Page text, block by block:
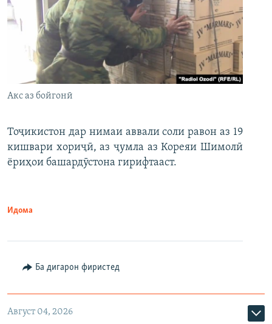
Акс аз бойгонӣ
Тоҷикистон дар нимаи аввали соли равон аз 19
кишвари хориҷӣ, аз ҷумла аз Кореяи Шимолӣ
ёриҳои башардӯстона гирифтааст.
Идома
Ба дигарон фиристед
Август 04, 2026